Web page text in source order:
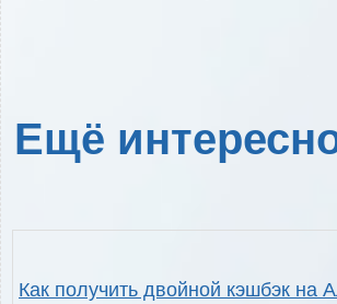
Ещё
Как получить двойной кэшбэк на